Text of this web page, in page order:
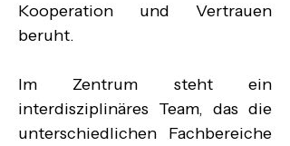
Kooperation und Vertrauen
beruht.
Im Zentrum steht ein
interdisziplinäres Team, das die
unterschiedlichen Fachbereiche